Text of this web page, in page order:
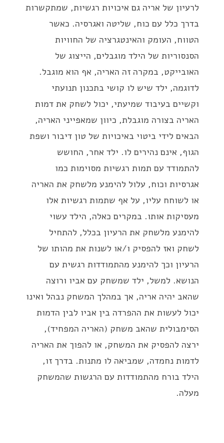
לרעיון של אריה גם איכויות רגשיות, שמתקשרות
בדרך כלל עם כוח, שליטה ואגרסיה. כאשר
הטווח, העומק והאינטגרציה של החוויות
הסנסוריות של הילד מוגבלים, הייצוג של
האובייקט, במקרה זה האריה, אף הוא מוגבל.
לדוגמה, ילד שיש לו קושי בתכנון תנועתי
וקשיים בעיבוד שמיעתי, יכול לשחק את דמות
האריה בצורה מוגבלת, כיוון שמאפייני האריה,
הבאים לידי ביטוי באיכויות של טון דיבור ושפת
הגוף, אינם נהירים לו. ילד אחר, החושש
להתמודד עם תמות רגשיות מסוימות כמו
אגרסיות וכוח, עלול להימנע מלשחק את האריה
או לשוחח עליו, על אף שתמות רגשיות אלו
מעסיקות אותו. במקרים כאלה, הילד עשוי
להימנע מלשחק את הרעיון בכלל, להתחיל
לשחק ואז להפסיק ו/או לשנות את מהותו של
הרעיון וכך להימנע מהתמודדות רגשית עם
הנושא. למשל, ילד שמשחק עם אביו ורוצה
שהאב יהיה אריה, אך במהלך המשחק נבהל ואינו
יכול לעשות את ההפרדה בין אביו לבין הדמות
הסימבולית שהאב משחק (האריה המפחיד),
ירצה להפסיק את המשחק, או להפוך את האריה
לדמות נחמדה, שמביאה לו מתנות. בדרך זו,
הילד בורח מהתמודדות עם הרגשות שהמשחק
מעלה.